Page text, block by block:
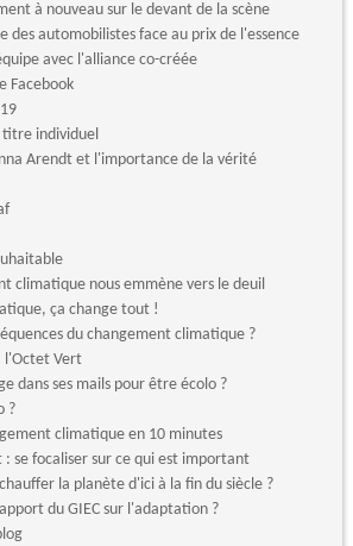
à nouveau sur le devant de la scène
des automobilistes face au prix de l'essence
avec l'alliance co-créée
Facebook
individuel
Arendt et l'importance de la vérité
climatique nous emmène vers le deuil
ça change tout !
du changement climatique ?
l'Octet Vert
dans ses mails pour être écolo ?
?
climatique en 10 minutes
se focaliser sur ce qui est important
la planète d'ici à la fin du siècle ?
du GIEC sur l'adaptation ?